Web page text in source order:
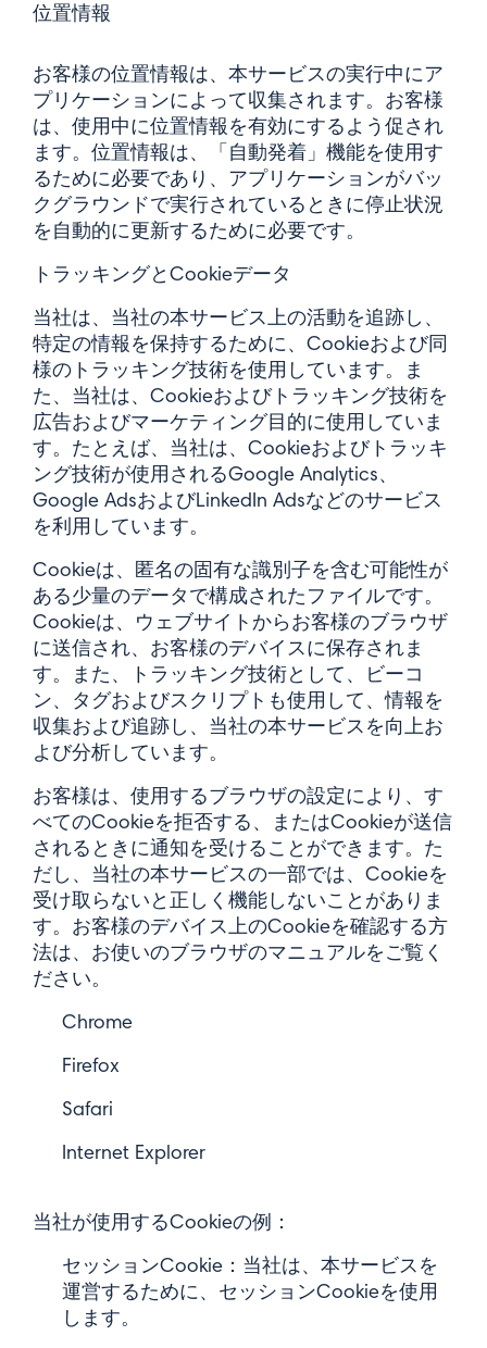
位置情報
お客様の位置情報は、本サービスの実行中にア
プリケーションによって収集されます。お客様
は、使用中に位置情報を有効にするよう促され
ます。位置情報は、「自動発着」機能を使用す
るために必要であり、アプリケーションがバッ
クグラウンドで実行されているときに停止状況
を自動的に更新するために必要です。
トラッキングとCookieデータ
当社は、当社の本サービス上の活動を追跡し、
特定の情報を保持するために、Cookieおよび同
様のトラッキング技術を使用しています。ま
た、当社は、Cookieおよびトラッキング技術を
広告およびマーケティング目的に使用していま
す。たとえば、当社は、Cookieおよびトラッキ
ング技術が使用されるGoogle Analytics、
Google AdsおよびLinkedIn Adsなどのサービス
を利用しています。
Cookieは、匿名の固有な識別子を含む可能性が
ある少量のデータで構成されたファイルです。
Cookieは、ウェブサイトからお客様のブラウザ
に送信され、お客様のデバイスに保存されま
す。また、トラッキング技術として、ビーコ
ン、タグおよびスクリプトも使用して、情報を
収集および追跡し、当社の本サービスを向上お
よび分析しています。
お客様は、使用するブラウザの設定により、す
べてのCookieを拒否する、またはCookieが送信
されるときに通知を受けることができます。た
だし、当社の本サービスの一部では、Cookieを
受け取らないと正しく機能しないことがありま
す。お客様のデバイス上のCookieを確認する方
法は、お使いのブラウザのマニュアルをご覧く
ださい。
Chrome
Firefox
Safari
Internet Explorer
当社が使用するCookieの例：
セッションCookie：当社は、本サービスを
運営するために、セッションCookieを使用
します。